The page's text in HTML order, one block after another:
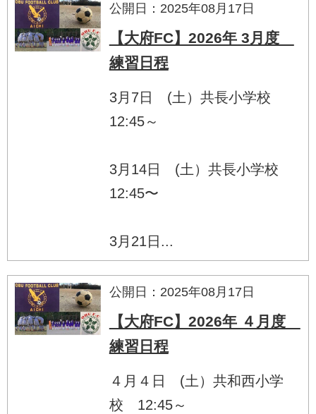
公開日：2025年08月17日
【大府FC】2026年 3月度
練習日程
3月7日 (土）共長小学校
12:45～
3月14日 (土）共長小学校
12:45〜
3月21日...
公開日：2025年08月17日
【大府FC】2026年 ４月度
練習日程
４月４日 (土）共和西小学
校 12:45～